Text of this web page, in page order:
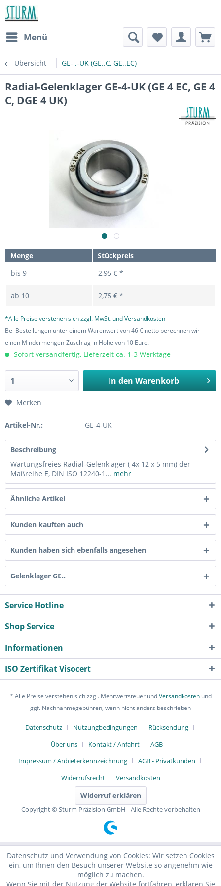
Menü
Übersicht GE-..-UK (GE..C, GE..EC)
Radial-Gelenklager GE-4-UK (GE 4 EC, GE 4
C, DGE 4 UK)
Menge
Stückpreis
bis 9 2,95 € *
ab 10 2,75 € *
*Alle Preise verstehen sich zzgl. MwSt. und Versandkosten
Bei Bestellungen unter einem Warenwert von 46 € netto berechnen wir
einen Mindermengen-Zuschlag in Höhe von 10 Euro.
Sofort versandfertig, Lieferzeit ca. 1-3 Werktage
In den Warenkorb
Merken
Artikel-Nr.: GE-4-UK
Beschreibung
Wartungsfreies Radial-Gelenklager ( 4x 12 x 5 mm) der
Maßreihe E, DIN ISO 12240-1... mehr
Ähnliche Artikel
Kunden kauften auch
Kunden haben sich ebenfalls angesehen
Gelenklager GE..
Service Hotline
Shop Service
Informationen
ISO Zertifikat Visocert
* Alle Preise verstehen sich zzgl. Mehrwertsteuer undVersandkostenund
ggf. Nachnahmegebühren, wenn nicht anders beschrieben
Datenschutz Nutzungbedingungen
Rücksendung
Über uns
Kontakt / Anfahrt
AGB
Impressum / Anbieterkennzeichnung
AGB - Privatkunden
Widerrufsrecht
Versandkosten
Widerruf erklären
Copyright © Sturm Präzision GmbH - Alle Rechte vorbehalten
Datenschutz und Verwendung von Cookies: Wir setzen Cookies
ein, um Ihnen den Besuch unserer Website so angenehm wie
möglich zu machen.
Wenn Sie mit der Nutzung der Website fortfahren, erklären Sie